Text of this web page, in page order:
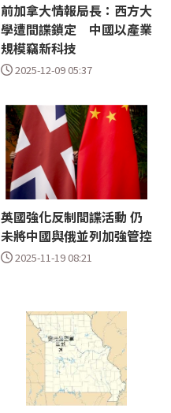
前加拿大情報局長：西方大
學遭間諜鎖定 中國以產業
規模竊新科技
2025-12-09 05:37
英國強化反制間諜活動 仍
未將中國與俄並列加強管控
2025-11-19 08:21